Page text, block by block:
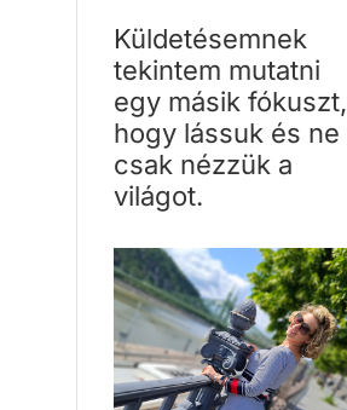
Küldetésemnek
tekintem mutatni
egy másik fókuszt,
hogy lássuk és ne
csak nézzük a
világot.